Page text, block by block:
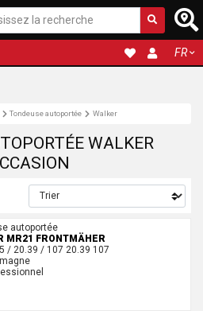
FR
Tondeuse autoportée Walker
WALKER
autoportée
MR21 FRONTMÄHER
/ 20.39 / 107 20.39 107